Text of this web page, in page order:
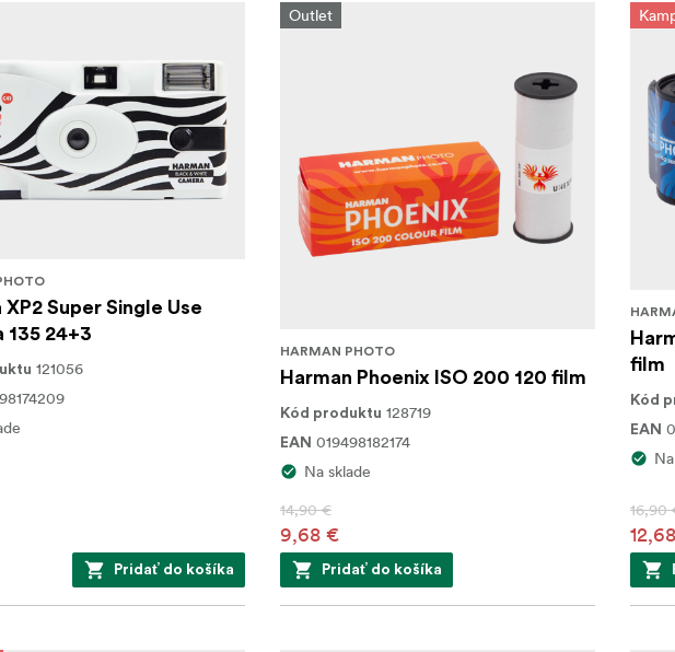
XP2 Super Single Use
135 24+3
121056
Pridať do košíka
Outlet
HARMAN PHOTO
Harman Phoenix ISO 200 120 film
Kód produktu 128719
EAN 019498182174
Na sklade
14,90 €
9,68 €
Pridať do košíka
film
Kód
EAN
16,90